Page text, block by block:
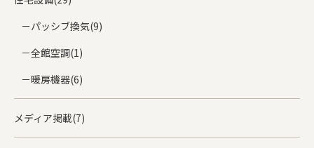
パッシブ換気(9)
全館空調(1)
暖房機器(6)
メディア掲載(7)